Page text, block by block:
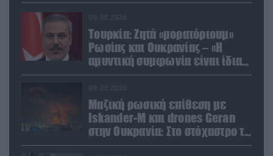
Τουρκία: Ζητά «μορατόριουμ»
Ρωσίας και Ουκρανίας – «Η
αμυντική συμφωνία είναι ίδια
με το άρθρο 5 του ΝΑΤΟ» (upd)
Μαζική ρωσική επίθεση με
Iskander-M και drones Geran
στην Ουκρανία: Στο στόχαστρο το
εργοστάσιο των Flamingo